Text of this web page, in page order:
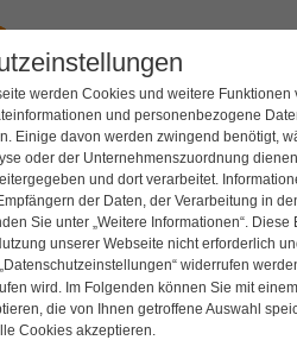
werden Cookies und weitere Funktionen
und personenbezogene
Einige davon werden zwingend benötigt,
oder der Unternehmenszuordnung
und dort verarbeitet.
der Daten, der Verarbeitung in
Sie unter „Weitere Informationen“. Diese
unserer Webseite nicht erforderlich
„Datenschutzeinstellungen“ widerrufen
wird. Im Folgenden können Sie mit
die von Ihnen getroffene Auswahl
Cookies akzeptieren.